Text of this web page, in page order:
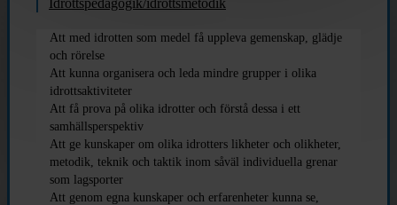
Idrottspedagogik/idrottsmetodik
Att med idrotten som medel få uppleva gemenskap, glädje
och rörelse
Att kunna organisera och leda mindre grupper i olika
idrottsaktiviteter
Att få prova på olika idrotter och förstå dessa i ett
samhällsperspektiv
Att ge kunskaper om olika idrotters likheter och olikheter,
metodik, teknik och taktik inom såväl individuella grenar
som lagsporter
Att genom egna kunskaper och erfarenheter kunna se,